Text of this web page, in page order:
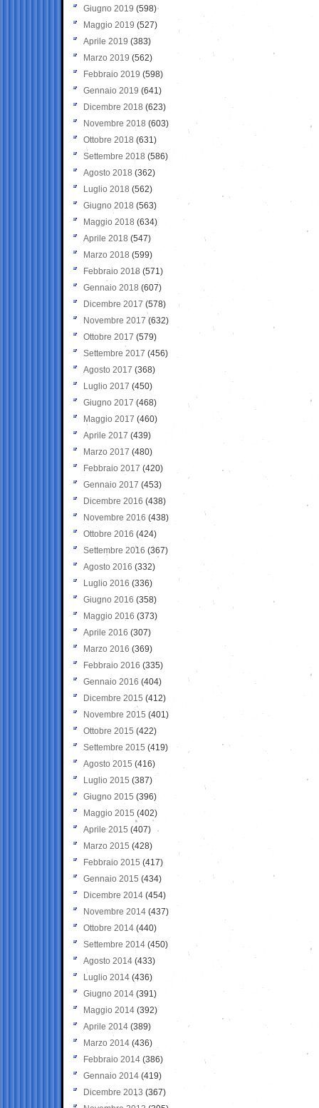
Giugno 2019 (598)
Maggio 2019 (527)
Aprile 2019 (383)
Marzo 2019 (562)
Febbraio 2019 (598)
Gennaio 2019 (641)
Dicembre 2018 (623)
Novembre 2018 (603)
Ottobre 2018 (631)
Settembre 2018 (586)
Agosto 2018 (362)
Luglio 2018 (562)
Giugno 2018 (563)
Maggio 2018 (634)
Aprile 2018 (547)
Marzo 2018 (599)
Febbraio 2018 (571)
Gennaio 2018 (607)
Dicembre 2017 (578)
Novembre 2017 (632)
Ottobre 2017 (579)
Settembre 2017 (456)
Agosto 2017 (368)
Luglio 2017 (450)
Giugno 2017 (468)
Maggio 2017 (460)
Aprile 2017 (439)
Marzo 2017 (480)
Febbraio 2017 (420)
Gennaio 2017 (453)
Dicembre 2016 (438)
Novembre 2016 (438)
Ottobre 2016 (424)
Settembre 2016 (367)
Agosto 2016 (332)
Luglio 2016 (336)
Giugno 2016 (358)
Maggio 2016 (373)
Aprile 2016 (307)
Marzo 2016 (369)
Febbraio 2016 (335)
Gennaio 2016 (404)
Dicembre 2015 (412)
Novembre 2015 (401)
Ottobre 2015 (422)
Settembre 2015 (419)
Agosto 2015 (416)
Luglio 2015 (387)
Giugno 2015 (396)
Maggio 2015 (402)
Aprile 2015 (407)
Marzo 2015 (428)
Febbraio 2015 (417)
Gennaio 2015 (434)
Dicembre 2014 (454)
Novembre 2014 (437)
Ottobre 2014 (440)
Settembre 2014 (450)
Agosto 2014 (433)
Luglio 2014 (436)
Giugno 2014 (391)
Maggio 2014 (392)
Aprile 2014 (389)
Marzo 2014 (436)
Febbraio 2014 (386)
Gennaio 2014 (419)
Dicembre 2013 (367)